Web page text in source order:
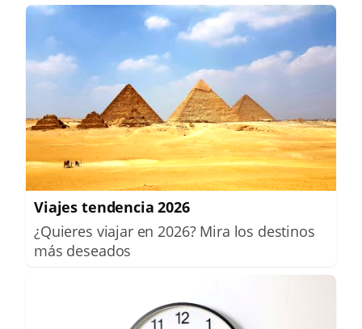
Viajes tendencia 2026
¿Quieres viajar en 2026? Mira los destinos
más deseados